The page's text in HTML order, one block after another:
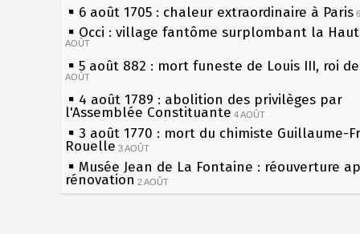
6 août 1705 : chaleur extraordinaire à Paris
Occi : village fantôme surplombant la
AOÛT
5 août 882 : mort funeste de Louis III, roi
AOÛT
4 août 1789 : abolition des privilèges par
l'Assemblée Constituante 4 AOÛT
3 août 1770 : mort du chimiste Guillaume-
Rouelle 3 AOÛT
Musée Jean de La Fontaine : réouverture
rénovation 2 AOÛT
2 août 1802 : Bonaparte est nommé